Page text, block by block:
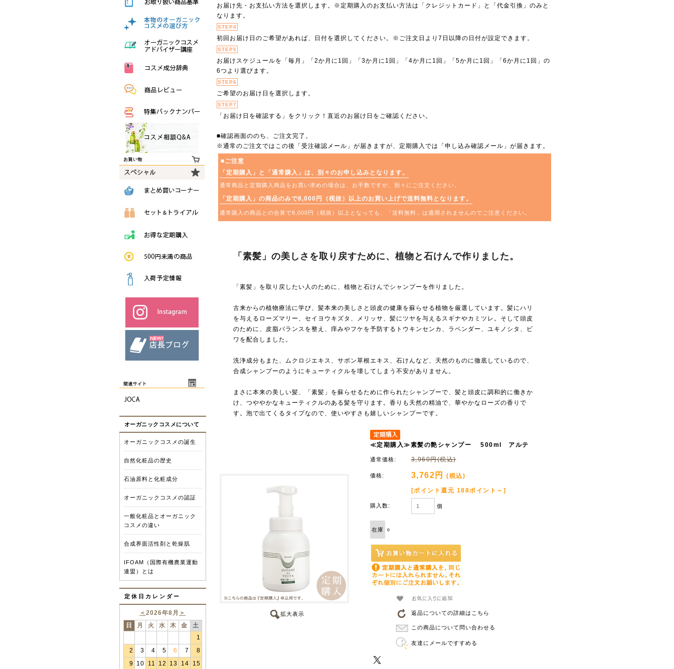
オーガニックコスメについて
オーガニックコスメの誕生
自然化粧品の歴史
石油原料と化粧成分
オーガニックコスメの認証
一般化粧品とオーガニック
コスメの違い
合成界面活性剤と乾燥肌
IFOAM（国際有機農業運動
連盟）とは
定休日カレンダー
＜ 2026年8月 ＞
日
月 火 水 木 金
土
1
2
3 4 5 6 7
8
9 10 11 12 13 14
15
お届け先・お支払い方法を選択します。※定期購入のお支払い方法は「クレジットカード」と「代金引換」のみと
なります。
STEP4
初回お届け日のご希望があれば、日付を選択してください。※ご注文日より7日以降の日付が設定できます。
STEP5
お届けスケジュールを「毎月」「2か月に1回」「3か月に1回」「4か月に1回」「5か月に1回」「6か月に1回」の
6つより選びます。
STEP6
ご希望のお届け日を選択します。
STEP7
「お届け日を確認する」をクリック！直近のお届け日をご確認ください。
■確認画面ののち、ご注文完了。
※通常のご注文ではこの後「受注確認メール」が届きますが、定期購入では「申し込み確認メール」が届きます。
■ご注意
「定期購入」と「通常購入」は、別々のお申し込みとなります。
通常商品と定期購入商品をお買い求めの場合は、お手数ですが、別々にご注文ください。
「定期購入」の商品のみで8,000円（税抜）以上のお買い上げで送料無料となります。
通常購入の商品との合算で8,000円（税抜）以上となっても、「送料無料」は適用されませんのでご注意ください。
「素髪」の美しさを取り戻すために、植物と石けんで作りました。
「素髪」を取り戻したい人のために、植物と石けんでシャンプーを作りました。
古来からの植物療法に学び、髪本来の美しさと頭皮の健康を蘇らせる植物を厳選しています。髪にハリ
を与えるローズマリー、セイヨウキズタ、メリッサ、髪にツヤを与えるスギナやカミツレ。そして頭皮
のために、皮脂バランスを整え、痒みやフケを予防するトウキンセンカ、ラベンダー、ユキノシタ、ビ
ワを配合しました。
洗浄成分もまた、ムクロジエキス、サボン草根エキス、石けんなど、天然のものに徹底しているので、
合成シャンプーのようにキューティクルを壊してしまう不安がありません。
まさに本来の美しい髪、「素髪」を蘇らせるために作られたシャンプーで、髪と頭皮に調和的に働きか
け、つややかなキューティクルのある髪を守ります。香りも天然の精油で、華やかなローズの香りで
す。泡で出てくるタイプなので、使いやすさも嬉しいシャンプーです。
拡大表示
≪定期購入≫素髪の艶シャンプー 500ml アルテ
通常価格: 3,960円(税込)
価格: 3,762円 (税込)
[ポイント還元 188ポイント～]
購入数: 個
在庫 ○
返品についての詳細はこちら
この商品について問い合わせる
友達にメールですすめる